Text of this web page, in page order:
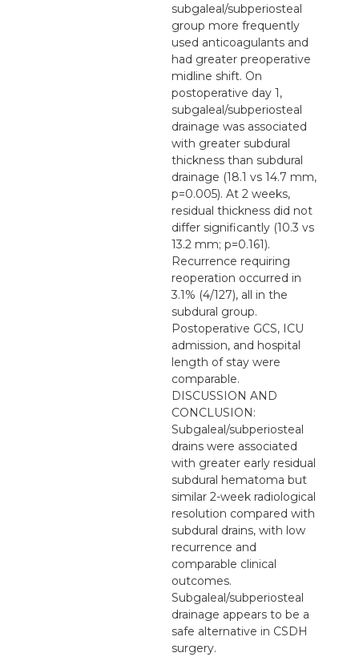
subgaleal/subperiosteal
group more frequently
used anticoagulants and
had greater preoperative
midline shift. On
postoperative day 1,
subgaleal/subperiosteal
drainage was associated
with greater subdural
thickness than subdural
drainage (18.1 vs 14.7 mm,
p=0.005). At 2 weeks,
residual thickness did not
differ significantly (10.3 vs
13.2 mm; p=0.161).
Recurrence requiring
reoperation occurred in
3.1% (4/127), all in the
subdural group.
Postoperative GCS, ICU
admission, and hospital
length of stay were
comparable.
DISCUSSION AND
CONCLUSION:
Subgaleal/subperiosteal
drains were associated
with greater early residual
subdural hematoma but
similar 2-week radiological
resolution compared with
subdural drains, with low
recurrence and
comparable clinical
outcomes.
Subgaleal/subperiosteal
drainage appears to be a
safe alternative in CSDH
surgery.